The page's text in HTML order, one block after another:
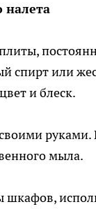
спирт или
и блеск.
мыла.